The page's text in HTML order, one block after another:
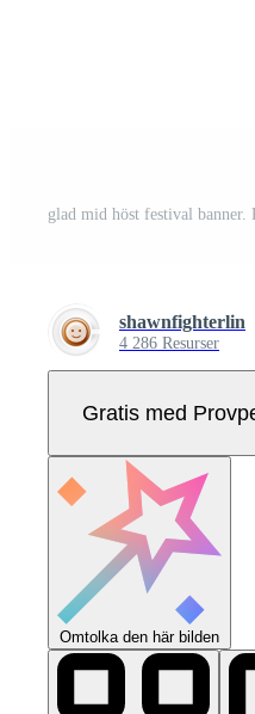
glad mid höst festival
shawnfighterlin
4 286 Resurser
Gratis med
Omtolka den här bilden